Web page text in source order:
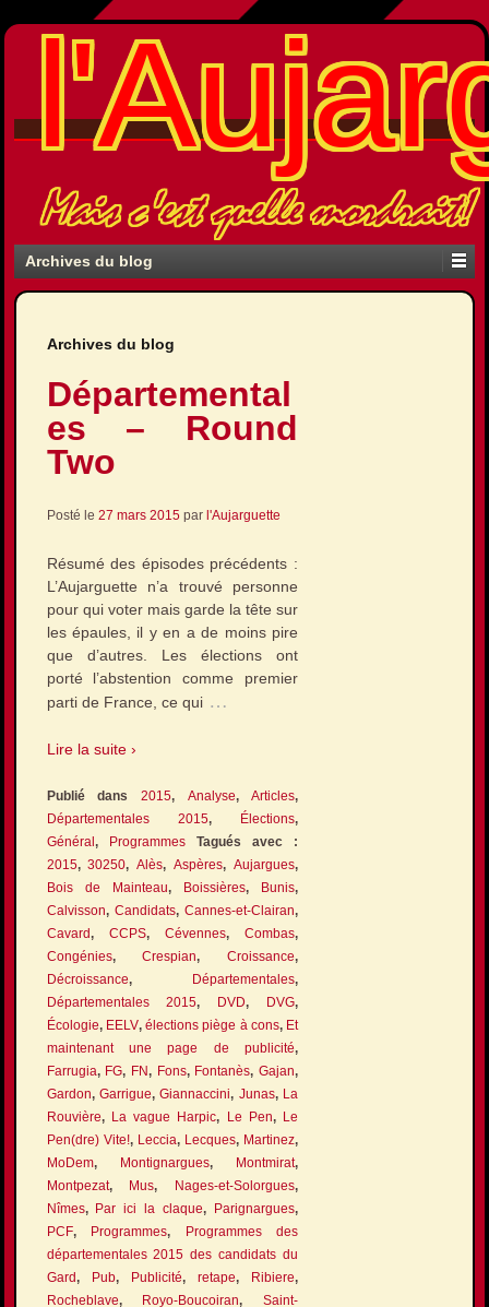
Mais c'est quelle mordrait!
Archives du blog
Archives du blog
Départemental
es – Round
Two
Posté le 27 mars 2015par l'Aujarguette
Résumé des épisodes précédents :
L’Aujarguette n’a trouvé personne
pour qui voter mais garde la tête sur
les épaules, il y en a de moins pire
que d’autres. Les élections ont
porté l’abstention comme premier
parti de France, ce qui …
Lire la suite ›
Publié dans 2015, Analyse,Articles,
Départementales 2015, Élections,
Général , ProgrammesTagués avec :
2015,30250,Alès,Aspères,Aujargues,
Bois de Mainteau, Boissières, Bunis,
Calvisson, Candidats,Cannes-et-Clairan,
Cavard, CCPS, Cévennes,Combas,
Congénies,Crespian,Croissance,
Décroissance, Départementales,
Départementales 2015, DVD, DVG,
Écologie, EELV,élections piège à cons, Et
maintenant une page de publicité,
Farrugia, FG, FN, Fons, Fontanès,Gajan,
Gardon, Garrigue,Giannaccini, Junas, La
Rouvière, La vague Harpic, Le Pen, Le
Pen(dre) Vite!, Leccia, Lecques, Martinez,
MoDem, Montignargues, Montmirat,
Montpezat, Mus, Nages-et-Solorgues,
Nîmes, Par ici la claque, Parignargues,
PCF, Programmes,
Programmes des
départementales 2015 des candidats du
Gard, Pub, Publicité,retape, Ribiere,
Rocheblave, Royo-Boucoiran,Saint-